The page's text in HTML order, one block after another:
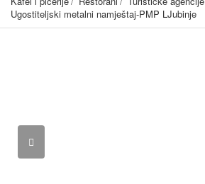
Ugostiteljski metalni namještaj-PMP LJubinje